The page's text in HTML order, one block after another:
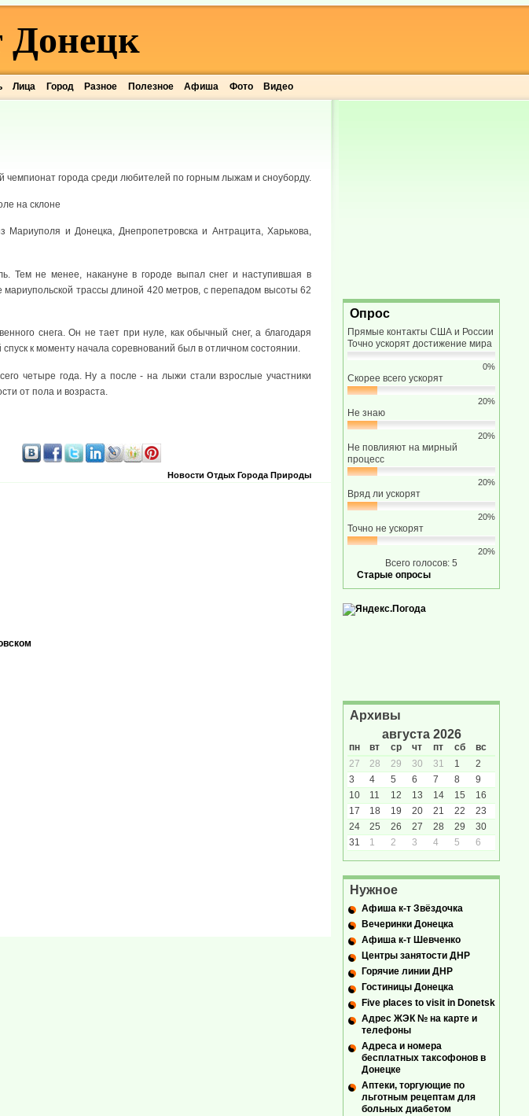
Лица Город Разное Полезное Афиша Фото Видео
Донецк
чемпионат города среди любителей по горным лыжам и сноуборду.
и Донецка, Днепропетровска и Антрацита, Харькова,
Тем не менее, накануне в городе выпал снег и наступившая в
трассы длиной 420 метров, с перепадом высоты 62
снега. Он не тает при нуле, как обычный снег, а благодаря
к моменту начала соревнований был в отличном состоянии.
четыре года. Ну а после - на лыжи стали взрослые участники
от пола и возраста.
Новости Отдых Города Природы
Опрос
Прямые контакты США и России
Точно ускорят достижение мира
0%
Скорее всего ускорят
20%
Не знаю
20%
Не повлияют на мирный
процесс
20%
Вряд ли ускорят
20%
Точно не ускорят
20%
Всего голосов: 5
Старые опросы
Архивы
августа 2026
пн вт ср чт пт сб
вс
27
28 29 30 31 1
2
3
4 5 6 7 8
9
10
11 12 13 14 15
16
17
18 19 20 21 22
23
24
25 26 27 28 29
30
31
1 2 3 4 5 6
Нужное
Афиша к-т Звёздочка
Вечеринки Донецка
Афиша к-т Шевченко
Центры занятости ДНР
Горячие линии ДНР
Гостиницы Донецка
Five places to visit in Donetsk
Адрес ЖЭК № на карте и
телефоны
Адреса и номера
бесплатных таксофонов в
Донецке
Аптеки, торгующие по
льготным рецептам для
больных диабетом